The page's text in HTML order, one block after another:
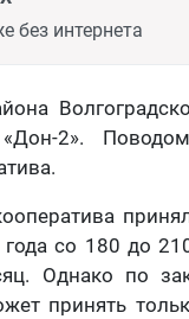
без интернета
«Дон-2».
со 180 до
Однако по
принять